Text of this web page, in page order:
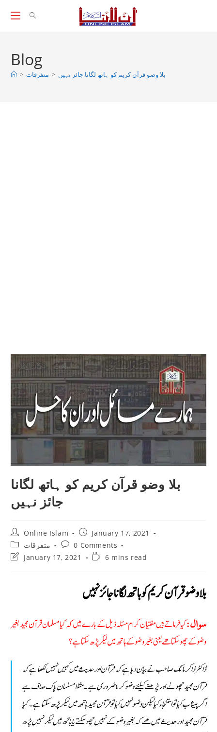
Blog
> متفرقات > بلا وضو قرآن کریم کو ہاتھ لگانا جائز نہیں
بلا وضو قرآن کریم کو ہاتھ لگانا
جائز نہیں
Post
author:
Online Islam
Post
published:
January 17, 2021
Post
category:
متفرقات
Post
comments:
0 Comments
PostJanuary 17, 2021
Reading6 mins read
بلا وضو قرآن کریم کو ہاتھ لگانا جائز نہیں
سوال:کیا فرماتے ہیں مفتیان کرام مسئلہ ذیل کے بارے میں کہ کیا مسلمان قرآن مجید بغیر
وضو کے چھوسکتا ھے یعنی بغیر وضو کے ہاتھ میں لیکر پڑھ سکتا ہے؟
ڈاکٹر ذاکر نائک صاحب نے بیان دیا ہے کہ قرآن اور حدیث میں کہیں نہیں لکھا ہے کہ
قرآن مجید چھونے اور پڑھنے کیلئے وضو کرنا ضروری ہے ۔ مثلا مسلمان پاک صاف ہے
اگر پیشاب کیا تو استنجاء کیا لیکن وضو نہیں کیا تو قرآن مجید ہاتھ میں لیکر پڑھ سکتا ہے۔ کیا
قرآن مجید اورحدیث میں ھے کہ بغیر وضو کے نہیں چھو سکتے یا ہاتھ میں لیکر نہیں پڑھ